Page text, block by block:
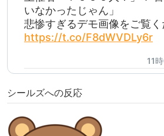
いなかったじゃん」
悲惨すぎるデモ画像をご覧
https://t.co/F8dWVDLy6r
11
シールズへの反応